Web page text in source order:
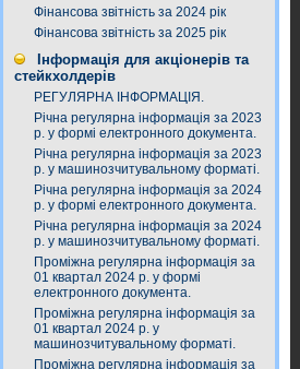
Фінансова звітність за 2024 рік
Фінансова звітність за 2025 рік
Інформація для акціонерів та
стейкхолдерів
РЕГУЛЯРНА ІНФОРМАЦІЯ.
Річна регулярна інформація за 2023
р. у формі електронного документа.
Річна регулярна інформація за 2023
р. у машинозчитувальному форматі.
Річна регулярна інформація за 2024
р. у формі електронного документа.
Річна регулярна інформація за 2024
р. у машинозчитувальному форматі.
Проміжна регулярна інформація за
01 квартал 2024 р. у формі
електронного документа.
Проміжна регулярна інформація за
01 квартал 2024 р. у
машинозчитувальному форматі.
Проміжна регулярна інформація за